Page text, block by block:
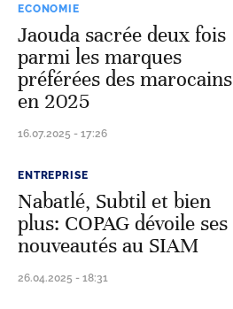
ECONOMIE
Jaouda sacrée deux fois
parmi les marques
préférées des marocains
en 2025
16.07.2025 - 17:26
ENTREPRISE
Nabatlé, Subtil et bien
plus: COPAG dévoile ses
nouveautés au SIAM
26.04.2025 - 18:31